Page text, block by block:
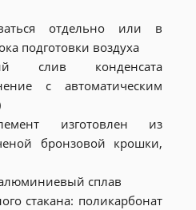
отдельно или в
подготовки воздуха
слив конденсата
с автоматическим
изготовлен из
бронзовой крошки,
сплав
стакана: поликарбонат